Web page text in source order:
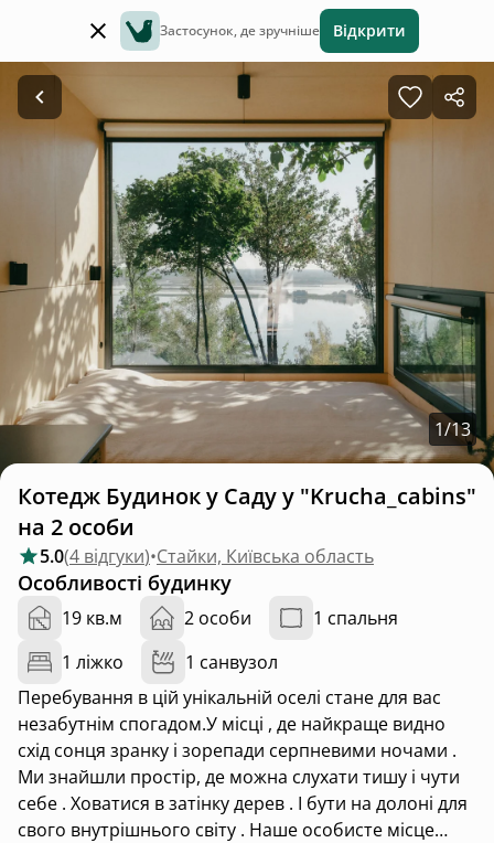
Застосунок, де зручніше Відкрити
1/13
Котедж Будинок у Саду у "Krucha_cabins"
на 2 особи
5.0(4 відгуки)•Стайки, Київська область
Особливості будинку
19 кв.м 2 особи
1 спальня
1 ліжко
1 санвузол
Перебування в цій унікальній оселі стане для вас
незабутнім спогадом.У місці , де найкраще видно
схід сонця зранку і зорепади серпневими ночами .
Ми знайшли простір, де можна слухати тишу і чути
себе . Ховатися в затінку дерев . І бути на долоні для
свого внутрішнього світу . Наше особисте місце